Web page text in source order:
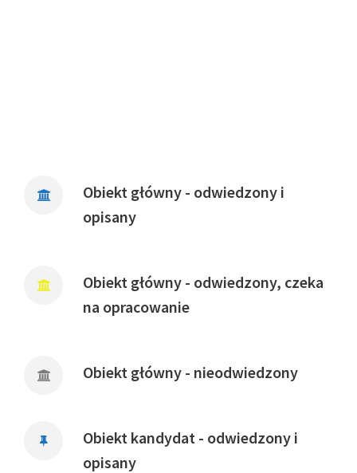
Obiekt główny - odwiedzony i
opisany
Obiekt główny - odwiedzony, czeka
na opracowanie
Obiekt główny - nieodwiedzony
Obiekt kandydat - odwiedzony i
opisany